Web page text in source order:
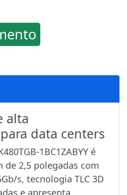
alta
data centers
1BC1ZABYY é
de 2,5 polegadas com
s, tecnologia TLC 3D
e apresenta